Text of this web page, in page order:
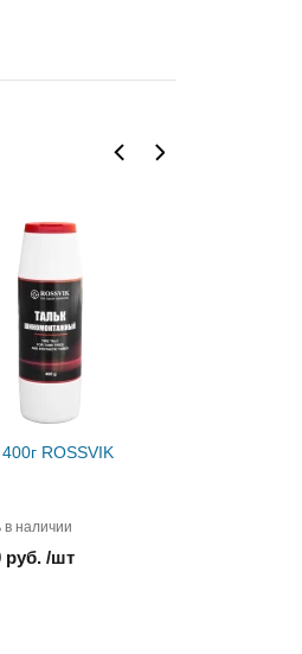
ROSSVIK
в наличии
руб. /шт